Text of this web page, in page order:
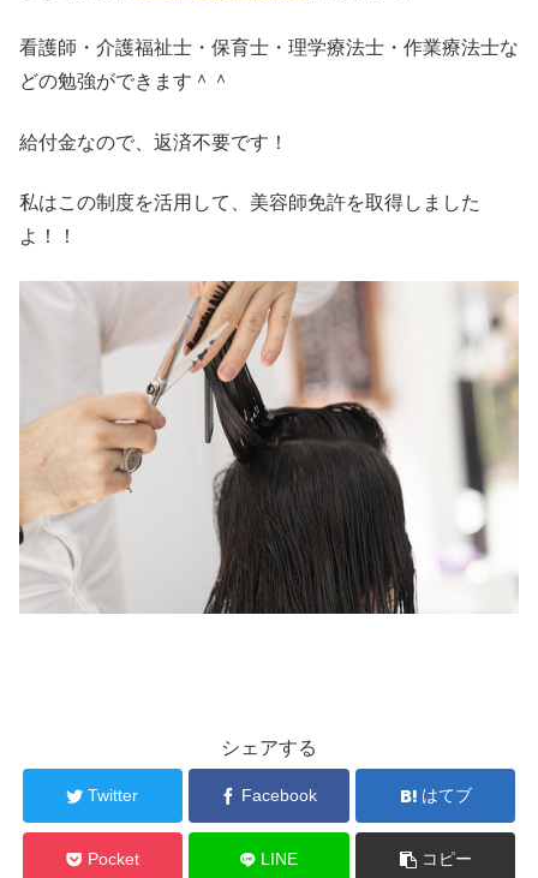
看護師・介護福祉士・保育士・理学療法士・作業療法士な
どの勉強ができます＾＾
給付金なので、返済不要です！
私はこの制度を活用して、美容師免許を取得しました
よ！！
シェアする
Twitter Facebook はてブ
Pocket LINE コピー